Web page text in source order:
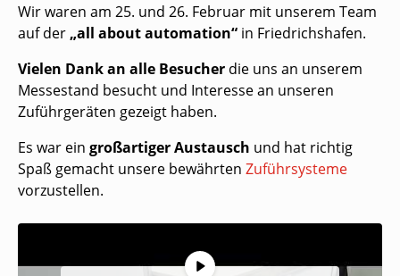
Wir waren am 25. und 26. Februar mit unserem Team
auf der „all about automation“ in Friedrichshafen.
Vielen Dank an alle Besucher die uns an unserem
Messestand besucht und Interesse an unseren
Zuführgeräten gezeigt haben.
Es war ein großartiger Austausch und hat richtig
Spaß gemacht unsere bewährten Zuführsysteme
vorzustellen.